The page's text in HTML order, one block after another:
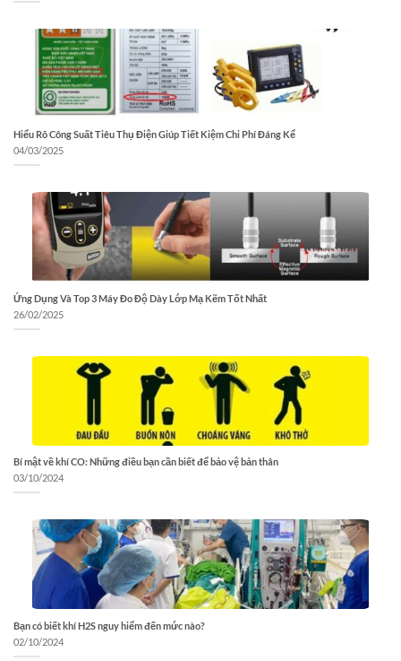
Hiểu Rõ Công Suất Tiêu Thụ Điện Giúp Tiết Kiệm Chi Phí Đáng Kể
04/03/2025
Ứng Dụng Và Top 3 Máy Đo Độ Dày Lớp Mạ Kẽm Tốt Nhất
26/02/2025
Bí mật về khí CO: Những điều bạn cần biết để bảo vệ bản thân
03/10/2024
Bạn có biết khí H2S nguy hiểm đến mức nào?
02/10/2024